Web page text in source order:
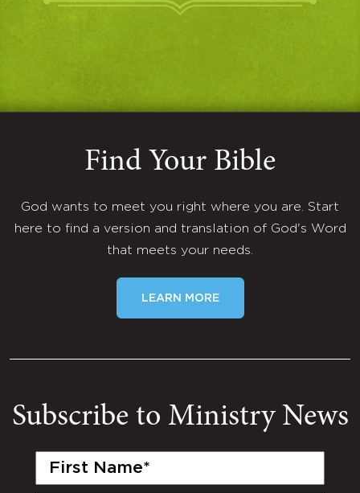
Find Your Bible
God wants to meet you right where you are. Start
here to find a version and translation of God's Word
that meets your needs.
LEARN MORE
Subscribe to Ministry News
First